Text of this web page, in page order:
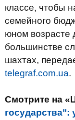
классе, чтобы
семейного
юном возрасте
большинстве
шахтах,
telegraf.com.ua.
Смотрите на
государства":